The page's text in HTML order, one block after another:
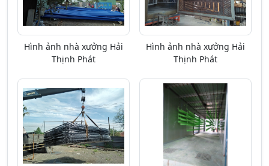
Hình ảnh nhà xưởng Hải
Thịnh Phát
Hình ảnh nhà xưởng Hải
Thịnh Phát